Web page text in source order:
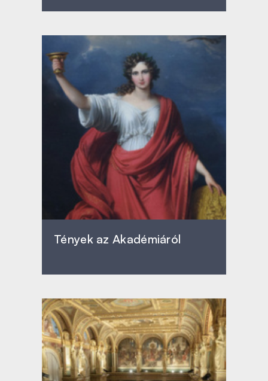
Tények az Akadémiáról